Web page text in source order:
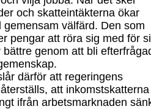
och skatteintäkterna ökar
välfärd. Den som
pengar att röra sig med för
genom att bli
därför att regeringens
att inkomstskatterna
ifrån arbetsmarknaden